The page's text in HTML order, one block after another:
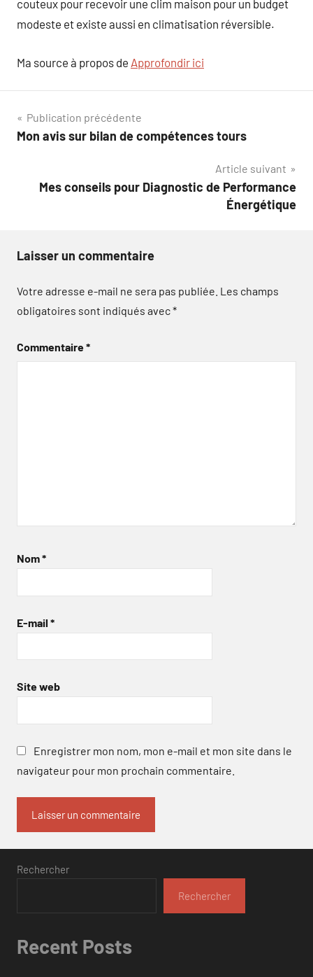
couteux pour recevoir une clim maison pour un budget
modeste et existe aussi en climatisation réversible.
Ma source à propos de Approfondir ici
Navigation
de
Publication précédente
Mon avis sur bilan de compétences tours
Article suivant
Mes conseils pour Diagnostic de Performance
Énergétique
Laisser un commentaire
Votre adresse e-mail ne sera pas publiée. Les champs
obligatoires sont indiqués avec*
Commentaire*
Nom*
E-mail *
Site web
Enregistrer mon nom, mon e-mail et mon site dans le
navigateur pour mon prochain commentaire.
Rechercher
Rechercher
Recent Posts